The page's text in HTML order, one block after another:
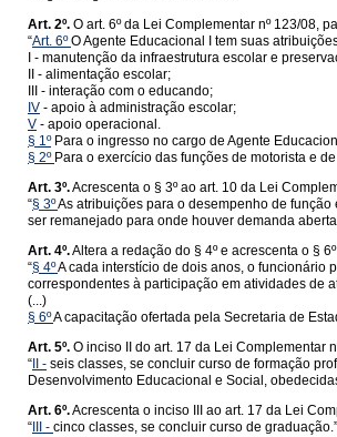
Art. 2º. O art. 6º da Lei Complementar nº 123/08,
“Art. 6ºO Agente Educacional I tem suas
I - manutenção da infraestrutura escolar e
II - alimentação escolar;
III - interação com o educando;
IV - apoio à administração escolar;
V - apoio operacional.
§ 1ºPara o ingresso no cargo de Agente
§ 2º Para o exercício das funções de motorista e
Art. 3º.Acrescenta o § 3º ao art. 10 da Lei
“§ 3ºAs atribuições para o desempenho de
ser remanejado para onde houver demanda
Art. 4º.Altera a redação do § 4º e acrescenta o §
“§ 4ºA cada interstício de dois anos, o funcionário
correspondentes à participação em atividades de
(...)
§ 6ºA capacitação ofertada pela Secretaria de
Art. 5º. O inciso II do art. 17 da Lei Complementar
“ II - seis classes, se concluir curso de formação
Desenvolvimento Educacional e Social,
Art. 6º.Acrescenta o inciso III ao art. 17 da Lei
“ III - cinco classes, se concluir curso de graduação.”